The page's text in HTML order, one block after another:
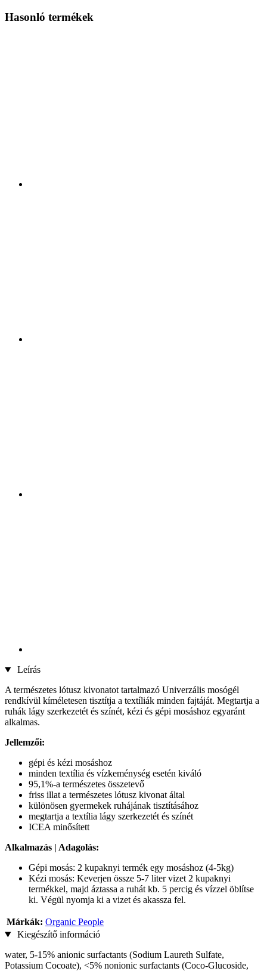
Hasonló termékek
Leírás
A természetes lótusz kivonatot tartalmazó Univerzális mosógél
rendkívül kíméletesen tisztítja a textíliák minden fajtáját. Megtartja a
ruhák lágy szerkezetét és színét, kézi és gépi mosáshoz egyaránt
alkalmas.
Jellemzői:
gépi és kézi mosáshoz
minden textília és vízkeménység esetén kiváló
95,1%-a természetes összetevő
friss illat a természetes lótusz kivonat által
különösen gyermekek ruhájának tisztításához
megtartja a textília lágy szerkezetét és színét
ICEA minősített
Alkalmazás | Adagolás:
Gépi mosás: 2 kupaknyi termék egy mosáshoz (4-5kg)
Kézi mosás: Keverjen össze 5-7 liter vizet 2 kupaknyi
termékkel, majd áztassa a ruhát kb. 5 percig és vízzel öblítse
ki. Végül nyomja ki a vizet és akassza fel.
Márkák: Organic People
Kiegészítő információ
water, 5-15% anionic surfactants (Sodium Laureth Sulfate,
Potassium Cocoate), <5% nonionic surfactants (Сoco-Glucoside,